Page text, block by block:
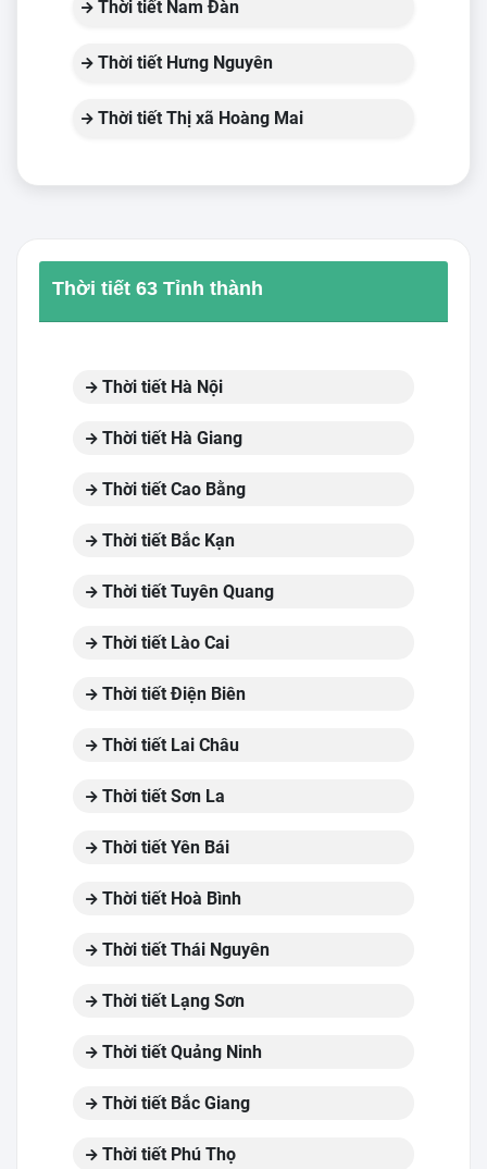
Thời tiết Nam Đàn
Thời tiết Hưng Nguyên
Thời tiết Thị xã Hoàng Mai
Thời tiết 63 Tỉnh thành
Thời tiết Hà Nội
Thời tiết Hà Giang
Thời tiết Cao Bằng
Thời tiết Bắc Kạn
Thời tiết Tuyên Quang
Thời tiết Lào Cai
Thời tiết Điện Biên
Thời tiết Lai Châu
Thời tiết Sơn La
Thời tiết Yên Bái
Thời tiết Hoà Bình
Thời tiết Thái Nguyên
Thời tiết Lạng Sơn
Thời tiết Quảng Ninh
Thời tiết Bắc Giang
Thời tiết Phú Thọ